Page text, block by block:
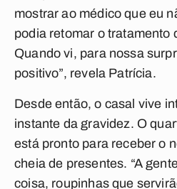
mostrar ao médico que eu
podia retomar o tratamento
Quando vi, para nossa
positivo”, revela Patrícia.
Desde então, o casal vive
instante da gravidez. O
está pronto para receber o
cheia de presentes. “A
coisa, roupinhas que